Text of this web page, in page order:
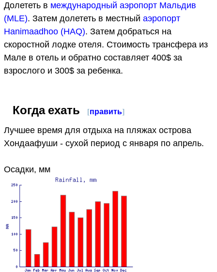
Долететь в международный аэропорт Мальдив
(MLE). Затем долететь в местный аэропорт
Hanimaadhoo (HAQ). Затем добраться на
скоростной лодке отеля. Стоимость трансфера из
Мале в отель и обратно составляет 400$ за
взрослого и 300$ за ребенка.
Когда ехать [править]
Лучшее время для отдыха на пляжах острова
Хондаафуши - сухой период с января по апрель.
Осадки, мм